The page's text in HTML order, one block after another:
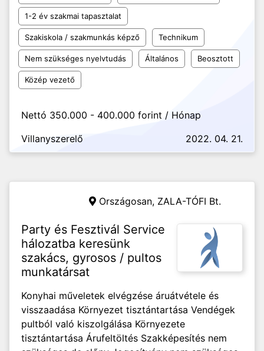
1-2 év szakmai tapasztalat
Szakiskola / szakmunkás képző Technikum
Nem szükséges nyelvtudás Általános Beosztott
Közép vezető
Nettó 350.000 - 400.000 forint / Hónap
Villanyszerelő
2022. 04. 21.
Országosan, ZALA-TÓFI Bt.
Party és Fesztivál Service
hálozatba keresünk
szakács, gyrosos / pultos
munkatársat
Konyhai műveletek elvégzése áruátvétele és
visszaadása Környezet tisztántartása Vendégek
pultból való kiszolgálása Környezete
tisztántartása Árufeltöltés Szakképesítés nem